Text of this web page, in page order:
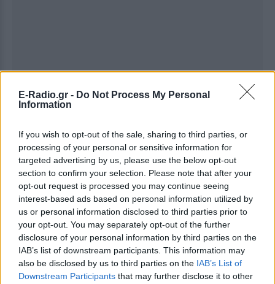
E-Radio.gr - Do Not Process My Personal
Information
If you wish to opt-out of the sale, sharing to third parties, or
processing of your personal or sensitive information for
targeted advertising by us, please use the below opt-out
section to confirm your selection. Please note that after your
opt-out request is processed you may continue seeing
interest-based ads based on personal information utilized by
us or personal information disclosed to third parties prior to
your opt-out. You may separately opt-out of the further
disclosure of your personal information by third parties on the
IAB’s list of downstream participants. This information may
also be disclosed by us to third parties on the IAB’s List of
Downstream Participants that may further disclose it to other
Ακολουθήστε το E-Radio.gr στο Google News
και μάθετε πρώτοιτα πιο hot νέα.
Εσύ μπήκες στο E-Daily.gr; Τα νέα της ημέρας
και ότι σου κάνει κλικ!
Ακολουθήστε το E-Radio.gr και στο Instagram
ΔΙΑΦΗΜΙΣΗ